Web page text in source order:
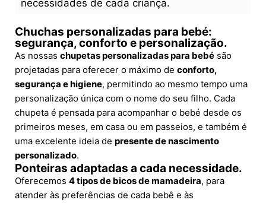
necessidades de cada criança.
Chuchas personalizadas para bebé:
segurança, conforto e personalização.
As nossas chupetas personalizadas para bebé são
projetadas para oferecer o máximo de conforto,
segurança e higiene, permitindo ao mesmo tempo uma
personalização única com o nome do seu filho. Cada
chupeta é pensada para acompanhar o bebé desde os
primeiros meses, em casa ou em passeios, e também é
uma excelente ideia de presente de nascimento
personalizado.
Ponteiras adaptadas a cada necessidade.
Oferecemos 4 tipos de bicos de mamadeira, para
atender às preferências de cada bebê e às